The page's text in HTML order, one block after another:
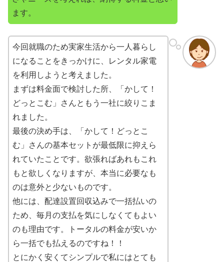
ます。
今回就職のため実家生活から一人暮らし
になることをきっかけに、レンタル家電
を利用しようと考えました。
まずは料金面で検討した所、「かして！
どっとこむ」さんともう一社に絞りこま
れました。
最後の決め手は、「かして！どっとこ
む」さんの基本セットが最低限に抑えら
れていたことです。欲張ればあれもこれ
もと欲しくなりますが、本当に必要なも
のは意外と少ないものです。
他には、配達設置回収込みで一括払いの
ため、毎月の支払を気にしなくてもよい
のも理由です。トータルの料金が安いか
ら一括でも払えるのですね！！
とにかく安くてシンプルで私にはとても